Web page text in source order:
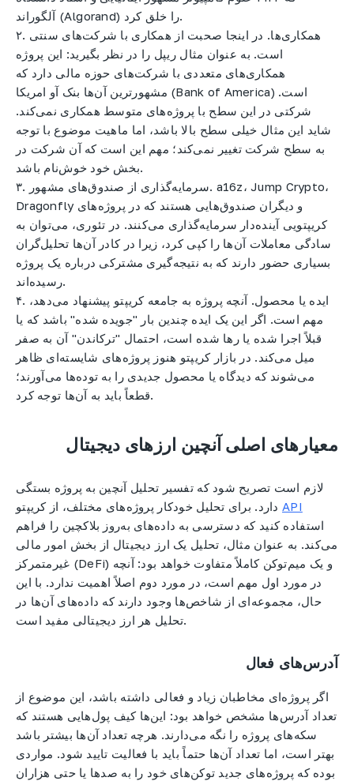
آلگوراند (Algorand) را خلق کرد.
۲. همکاری‌ها. در اینجا صحبت از همکاری با شرکت‌های سنتی
است. به عنوان مثال ریپل را در نظر بگیرید: این پروژه
همکاری‌های متعددی با شرکت‌های حوزه مالی دارد که
مشهورترین آن‌ها بنک آو امریکا (Bank of America) است.
شرکتی در این سطح با پروژه‌های متوسط همکاری نمی‌کند.
شاید این مثال خیلی سطح بالا باشد، اما ماهیت موضوع با توجه
به سطح شرکت تغییر نمی‌کند؛ مهم این است که آن شرکت در
بخش خود خوش‌نام باشد.
۳. سرمایه‌گذاری از صندوق‌های مشهور. a16z، Jump Crypto،
Dragonfly و دیگران صندوق‌هایی هستند که در پروژه‌های
کریپتویی آینده‌دار سرمایه‌گذاری می‌کنند. در تئوری، می‌توان به
سادگی معاملات آن‌ها را کپی کرد، زیرا در کادر آن‌ها تحلیل‌گران
بسیاری حضور دارند که به نتیجه‌گیری مشترکی درباره یک پروژه
رسیده‌اند.
۴. ایده یا محصول. آنچه پروژه به جامعه کریپتو پیشنهاد می‌دهد،
مهم است. اگر این یک ایده چندین بار "جویده شده" باشد که یا
قبلاً اجرا شده یا رها شده است، احتمال "ترکاندن" آن به صفر
میل می‌کند. در بازار کریپتو هنوز پروژه‌های شایسته‌ای ظاهر
می‌شوند که دیدگاه یا محصول جدیدی را به توده‌ها می‌آورند؛
قطعاً باید به آن‌ها توجه کرد.
معیارهای اصلی آنچین ارزهای دیجیتال
لازم است تصریح شود که تفسیر تحلیل آنچین به پروژه بستگی
دارد. برای تحلیل خودکار پروژه‌های مختلف، از کریپتوAPI
استفاده کنید که دسترسی به داده‌های به‌روز بلاکچین را فراهم
می‌کند. به عنوان مثال، تحلیل یک ارز دیجیتال از بخش امور مالی
غیرمتمرکز (DeFi) و یک میم‌توکن کاملاً متفاوت خواهد بود: آنچه
در مورد اول مهم است، در مورد دوم اصلاً اهمیت ندارد. با این
حال، مجموعه‌ای از شاخص‌ها وجود دارند که داده‌های آن‌ها در
تحلیل هر ارز دیجیتالی مفید است.
آدرس‌های فعال
اگر پروژه‌ای مخاطبان زیاد و فعالی داشته باشد، این موضوع از
تعداد آدرس‌ها مشخص خواهد بود: این‌ها کیف پول‌هایی هستند که
سکه‌های پروژه را نگه می‌دارند. هرچه تعداد آن‌ها بیشتر باشد
بهتر است، اما تعداد آن‌ها حتماً باید با فعالیت تایید شود. مواردی
بوده که پروژه‌های جدید توکن‌های خود را به صدها یا حتی هزاران